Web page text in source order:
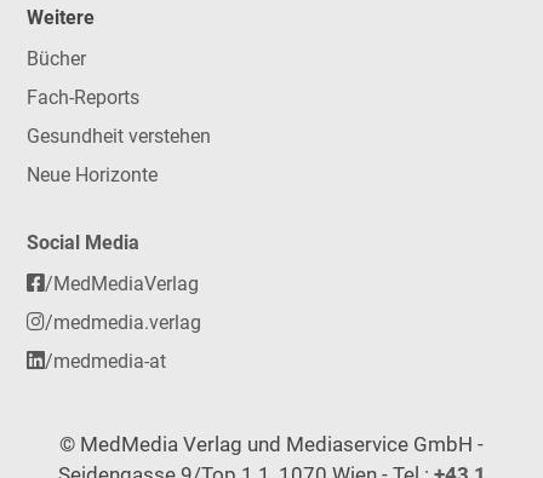
Weitere
Bücher
Fach-Reports
Gesundheit verstehen
Neue Horizonte
Social Media
/MedMediaVerlag
/medmedia.verlag
/medmedia-at
© MedMedia Verlag und Mediaservice GmbH -